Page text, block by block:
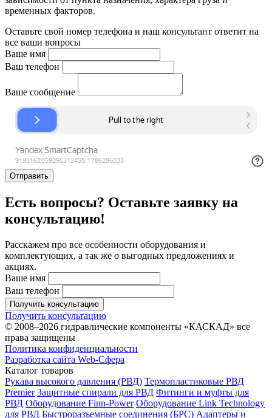
временных факторов.
Оставьте свой номер телефона и наш консультант ответит на
все ваши вопросы
Ваше имя
Ваш телефон
Ваше сообщение
Отправить
Есть вопросы? Оставьте заявку на
консультацию!
Расскажем про все особенности оборудования и
комплектующих, а так же о выгодных предложениях и
акциях.
Ваше имя
Ваш телефон
Получить консультацию
Получить консультацию
© 2008–2026 гидравлические компоненты «КАСКАД» все
права защищены
Политика конфиденциальности
Разработка сайта Web-Сфера
Каталог товаров
Рукава высокого давления (РВД) Термопластиковые РВД
Premier Защитные спирали для РВД Фитинги и муфты для
РВД Оборудование Finn-Power Оборудование Link Technology
для РВД Быстроразъемные соединения (БРС) Адаптеры и